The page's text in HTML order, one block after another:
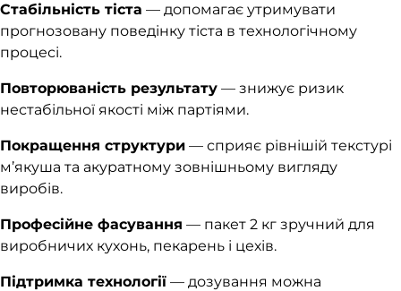
Стабільність тіста — допомагає утримувати
прогнозовану поведінку тіста в технологічному
процесі.
Повторюваність результату — знижує ризик
нестабільної якості між партіями.
Покращення структури — сприяє рівнішій текстурі
м’якуша та акуратному зовнішньому вигляду
виробів.
Професійне фасування — пакет 2 кг зручний для
виробничих кухонь, пекарень і цехів.
Підтримка технології — дозування можна